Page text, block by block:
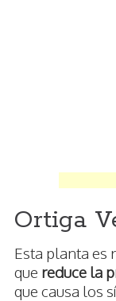
Ortiga
Esta planta es
que reduce la
que causa los